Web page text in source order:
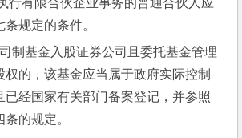
规定的条件。
权的，该基金应当属于政府实际控制
已经国家有关部门备案登记，并参照
的规定。